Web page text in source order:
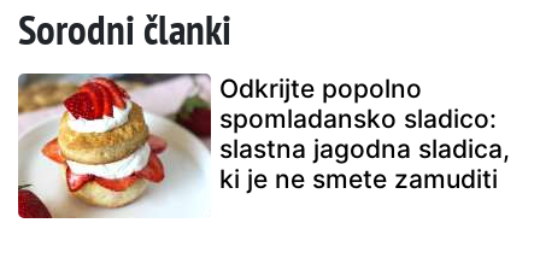
Sorodni članki
Odkrijte popolno
spomladansko sladico:
slastna jagodna sladica,
ki je ne smete zamuditi